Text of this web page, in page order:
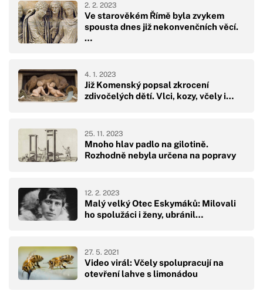
Ve starověkém Římě byla zvykem
spousta dnes již nekonvenčních věcí.
…
2. 2. 2023
Již Komenský popsal zkrocení
zdivočelých dětí. Vlci, kozy, včely i…
4. 1. 2023
Mnoho hlav padlo na gilotině.
Rozhodně nebyla určena na popravy
25. 11. 2023
Malý velký Otec Eskymáků: Milovali
ho spolužáci i ženy, ubránil…
12. 2. 2023
Video virál: Včely spolupracují na
otevření lahve s limonádou
27. 5. 2021